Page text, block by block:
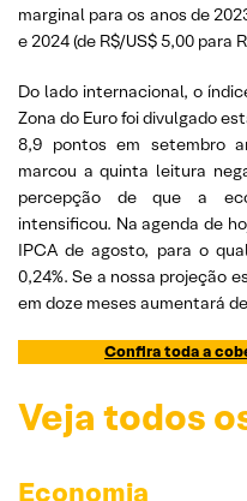
marginal para os anos de
e 2024 (de R$/US$ 5,00 para
Do lado internacional, o
Zona do Euro foi divulgado
8,9 pontos em setembro
marcou a quinta leitura
percepção de que a
intensificou. Na agenda de
IPCA de agosto, para o
0,24%. Se a nossa projeção
em doze meses aumentará
Confira toda a
Veja todos
Economia